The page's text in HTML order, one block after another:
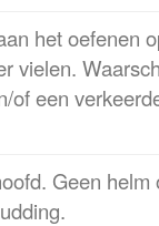
het oefenen
vielen.
of een
Geen